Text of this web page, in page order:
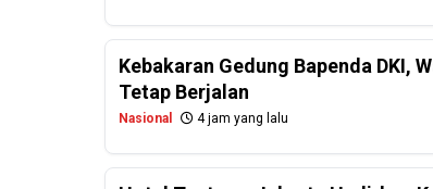
Kebakaran Gedung Bapenda DKI,
Tetap Berjalan
Nasional 4 jam yang lalu